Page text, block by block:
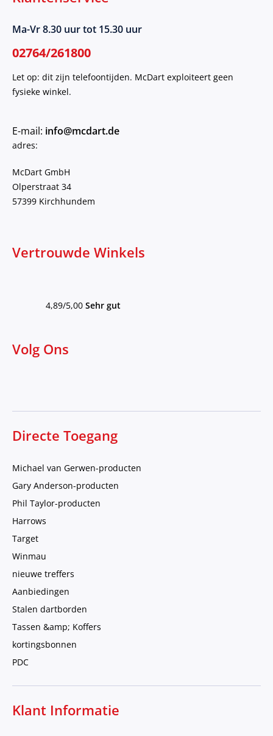
Ma-Vr 8.30 uur tot 15.30 uur
02764/261800
Let op: dit zijn telefoontijden. McDart exploiteert geen
fysieke winkel.
E-mail: info@mcdart.de
adres:
McDart GmbH
Olperstraat 34
57399 Kirchhundem
Vertrouwde Winkels
4,89/5,00 Sehr gut
Volg Ons
Directe Toegang
Michael van Gerwen-producten
Gary Anderson-producten
Phil Taylor-producten
Harrows
Target
Winmau
nieuwe treffers
Aanbiedingen
Stalen dartborden
Tassen &amp; Koffers
kortingsbonnen
PDC
Klant Informatie